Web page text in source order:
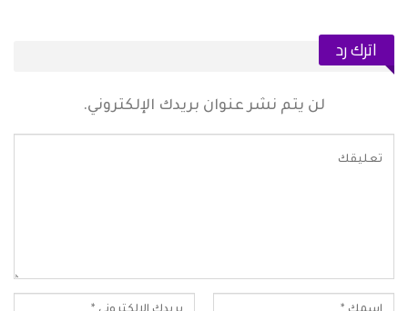
اترك رد
لن يتم نشر عنوان بريدك الإلكتروني.